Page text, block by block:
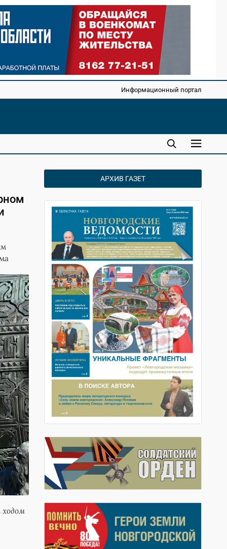
Информационный портал
ходом
АРХИВ ГАЗЕТ